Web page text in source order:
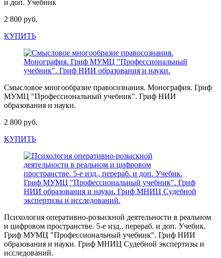
и доп. Учебник
2 800 руб.
КУПИТЬ
Смысловое многообразие правосознания. Монография. Гриф
МУМЦ "Профессиональный учебник". Гриф НИИ
образования и науки.
2 800 руб.
КУПИТЬ
Психология оперативно-розыскной деятельности в реальном
и цифровом пространстве. 5-е изд., перераб. и доп. Учебик.
Гриф МУМЦ "Профессиональный учебник". Гриф НИИ
образования и науки. Гриф МНИЦ Судебной экспертизы и
исследований.